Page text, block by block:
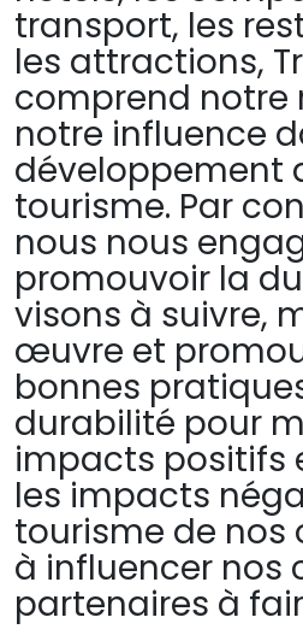
transport, les
les attractions,
comprend notre
notre influence
développement
tourisme. Par
nous nous
promouvoir la
visons à suivre,
œuvre et
bonnes
durabilité pour
impacts positifs
les impacts
tourisme de nos
à influencer nos
partenaires à